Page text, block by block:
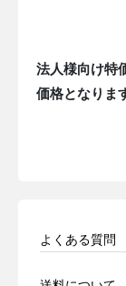
法人様向け特
価格となりま
よくある質問